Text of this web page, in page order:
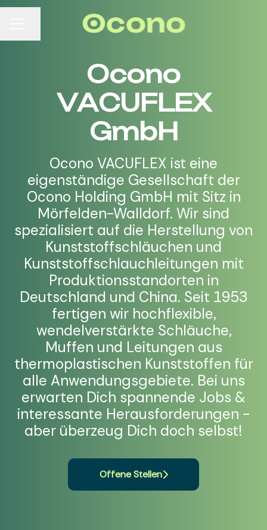
Ocono
VACUFLEX
GmbH
Ocono VACUFLEX ist eine
eigenständige Gesellschaft der
Ocono Holding GmbH mit Sitz in
Mörfelden-Walldorf. Wir sind
spezialisiert auf die Herstellung von
Kunststoffschläuchen und
Kunststoffschlauchleitungen mit
Produktionsstandorten in
Deutschland und China. Seit 1953
fertigen wir hochflexible,
wendelverstärkte Schläuche,
Muffen und Leitungen aus
thermoplastischen Kunststoffen für
alle Anwendungsgebiete. Bei uns
erwarten Dich spannende Jobs &
interessante Herausforderungen -
aber überzeug Dich doch selbst!
Offene Stellen